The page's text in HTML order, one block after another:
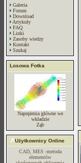
Galeria
Forum
Download
Artykuły
FAQ
Linki
Zasoby wiedzy
Kontakt
Szukaj
Losowa Fotka
Naprężenia główne we
wkładzie
Ząb
Użytkownicy Online
CAD, MES -metoda
elementów